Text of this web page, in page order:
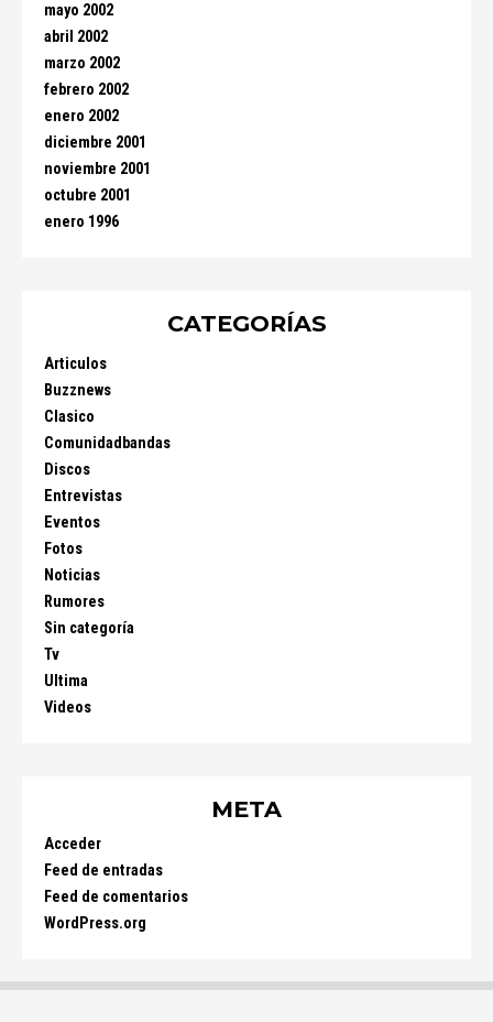
mayo 2002
abril 2002
marzo 2002
febrero 2002
enero 2002
diciembre 2001
noviembre 2001
octubre 2001
enero 1996
CATEGORÍAS
Articulos
Buzznews
Clasico
Comunidadbandas
Discos
Entrevistas
Eventos
Fotos
Noticias
Rumores
Sin categoría
Tv
Ultima
Videos
META
Acceder
Feed de entradas
Feed de comentarios
WordPress.org